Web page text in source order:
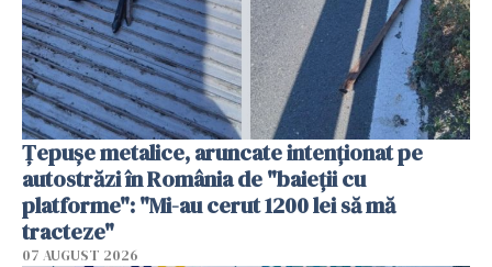
Țepușe metalice, aruncate intenționat pe
autostrăzi în România de "baieții cu
platforme": "Mi-au cerut 1200 lei să mă
tracteze"
07 AUGUST 2026